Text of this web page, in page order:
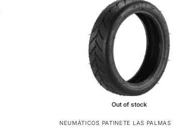
Out of stock
NEUMÁTICOS PATINETE LAS PALMAS